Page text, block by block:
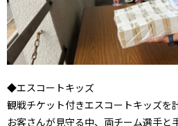
◆エスコートキッズ
観戦チケット付きエスコートキッズを
お客さんが見守る中、両チーム選手と